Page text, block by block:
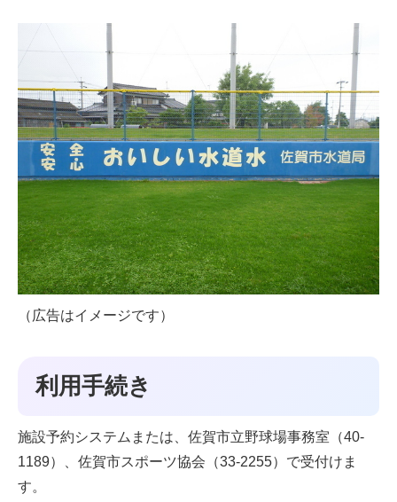
（広告はイメージです）
利用手続き
施設予約システムまたは、佐賀市立野球場事務室（40-
1189）、佐賀市スポーツ協会（33-2255）で受付けま
す。